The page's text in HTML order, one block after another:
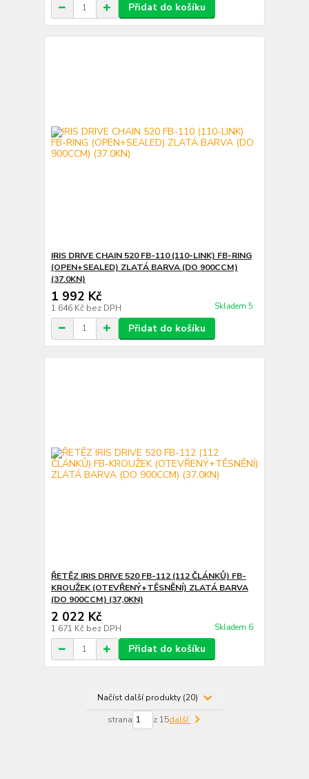
Přidat do košíku
IRIS DRIVE CHAIN 520 FB-110 (110-LINK) FB-RING
(OPEN+SEALED) ZLATÁ BARVA (DO 900CCM)
(37.0KN)
1 992 Kč
1 646 Kč bez DPH Skladem 5
Přidat do košíku
ŘETĚZ IRIS DRIVE 520 FB-112 (112 ČLÁNKŮ) FB-
KROUŽEK (OTEVŘENÝ+TĚSNĚNÍ) ZLATÁ BARVA
(DO 900CCM) (37,0KN)
2 022 Kč
1 671 Kč bez DPH Skladem 6
Přidat do košíku
Načíst další produkty (20)
strana z 15další